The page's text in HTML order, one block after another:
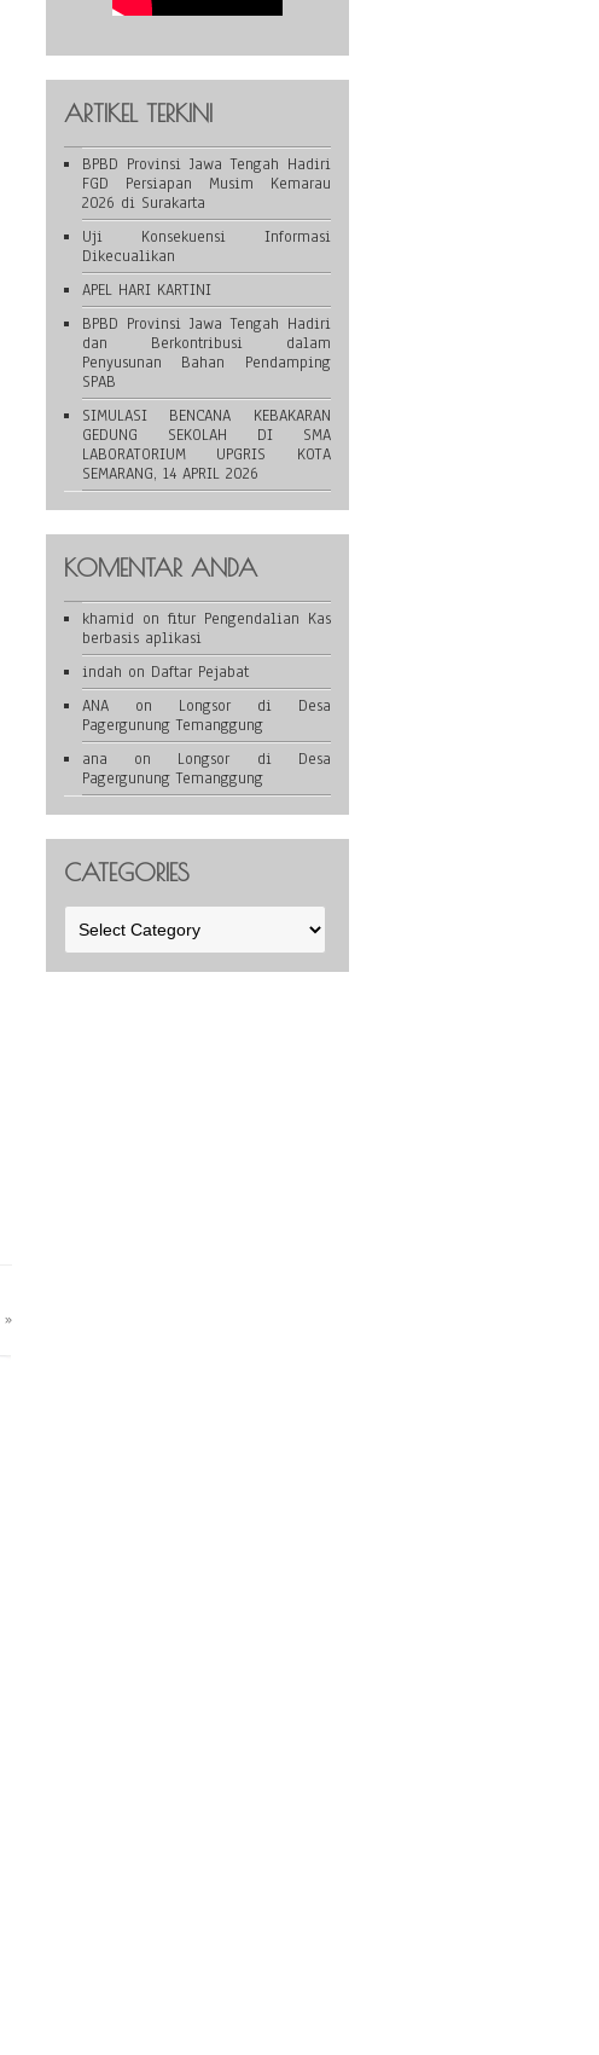
»
ARTIKEL TERKINI
BPBD Provinsi Jawa Tengah Hadiri
FGD Persiapan Musim Kemarau
2026 di Surakarta
Uji Konsekuensi Informasi
Dikecualikan
APEL HARI KARTINI
BPBD Provinsi Jawa Tengah Hadiri
dan Berkontribusi dalam
Penyusunan Bahan Pendamping
SPAB
SIMULASI BENCANA KEBAKARAN
GEDUNG SEKOLAH DI SMA
LABORATORIUM UPGRIS KOTA
SEMARANG, 14 APRIL 2026
KOMENTAR ANDA
khamid on fitur Pengendalian Kas
berbasis aplikasi
indah on Daftar Pejabat
ANAon Longsor di Desa
Pagergunung Temanggung
ana on Longsor di Desa
Pagergunung Temanggung
CATEGORIES
Categories